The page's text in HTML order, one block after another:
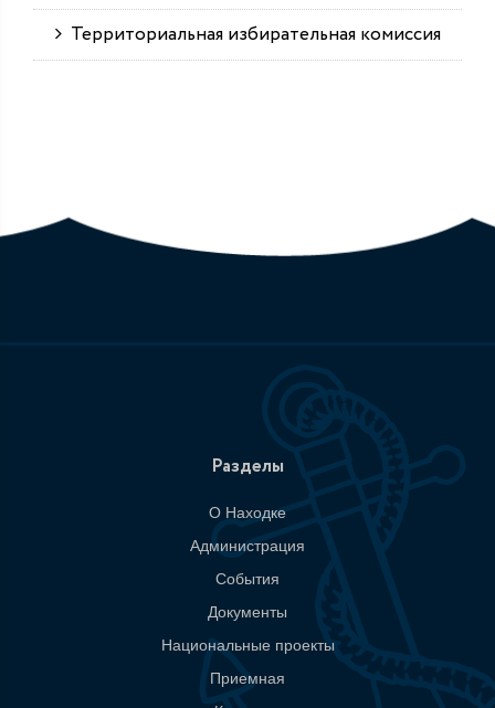
Территориальная избирательная комиссия
Разделы
О Находке
Администрация
События
Документы
Национальные проекты
Приемная